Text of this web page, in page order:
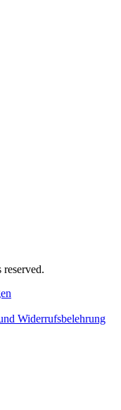
Widerrufsbelehrung